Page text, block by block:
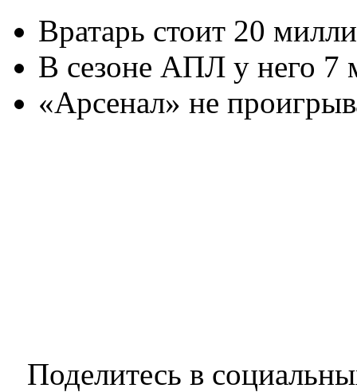
Вратарь стоит 20
В сезоне АПЛ у него 7
«Арсенал» не
Поделитесь в